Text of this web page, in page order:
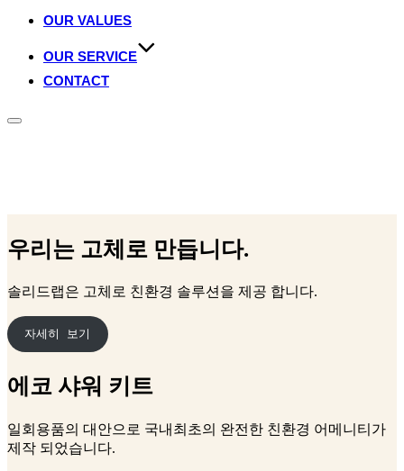
contentOUR VALUES
OUR SERVICE
CONTACT
Toggle
down
to
우리는 고체로 만듭니다.
솔리드랩은 고체로 친환경 솔루션을 제공 합니다.
자세히 보기
에코 샤워 키트
일회용품의 대안으로 국내최초의 완전한 친환경 어메니티가
제작 되었습니다.